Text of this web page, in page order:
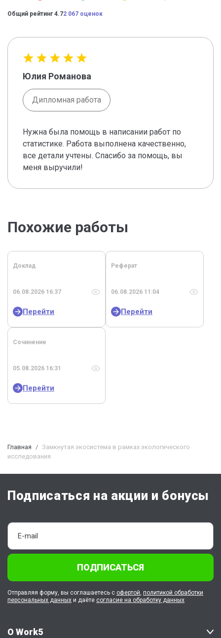
Общий рейтинг 4.72 067 оценок
Юлия Романова
Дипломная работа
Нужна была помощь в написании работ по
статистике. Работа выполнена качественно,
все детали учтены. Спасибо за помощь, вы
меня выручили!
Похожие работы
Доклад
06.08.2026 16:37
Перейти
Реферат
06.08.2026 11:04
Перейти
Сочинение
05.08.2026 16:31
Перейти
Главная
Замкнутая экосистема в рамках экологического
исследования
О Work5
Подписаться на акции и бонусы
ПОДПИСАТЬСЯ
Отправляя форму, вы соглашаетесь с офертой, политикой обработки
персональных данных и даёте согласие на обработку данных